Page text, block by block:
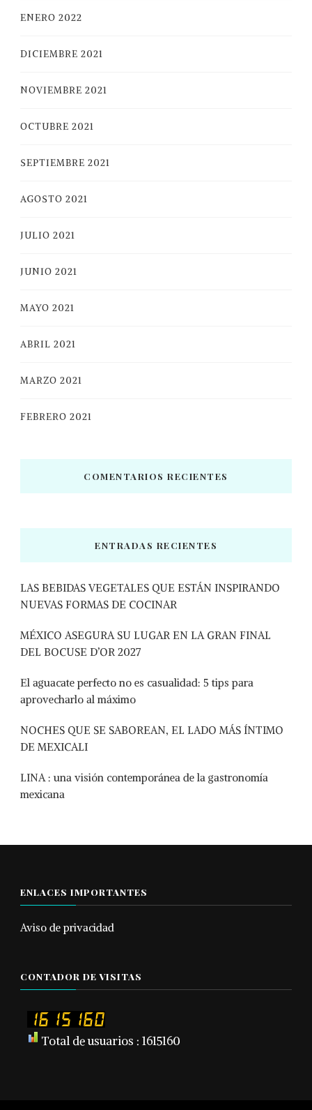
ENERO 2022
DICIEMBRE 2021
NOVIEMBRE 2021
OCTUBRE 2021
SEPTIEMBRE 2021
AGOSTO 2021
JULIO 2021
JUNIO 2021
MAYO 2021
ABRIL 2021
MARZO 2021
FEBRERO 2021
COMENTARIOS RECIENTES
ENTRADAS RECIENTES
LAS BEBIDAS VEGETALES QUE ESTÁN INSPIRANDO
NUEVAS FORMAS DE COCINAR
MÉXICO ASEGURA SU LUGAR EN LA GRAN FINAL
DEL BOCUSE D’OR 2027
El aguacate perfecto no es casualidad: 5 tips para
aprovecharlo al máximo
NOCHES QUE SE SABOREAN, EL LADO MÁS ÍNTIMO
DE MEXICALI
LINA : una visión contemporánea de la gastronomía
mexicana
ENLACES IMPORTANTES
Aviso de privacidad
CONTADOR DE VISITAS
Total de usuarios : 1615160